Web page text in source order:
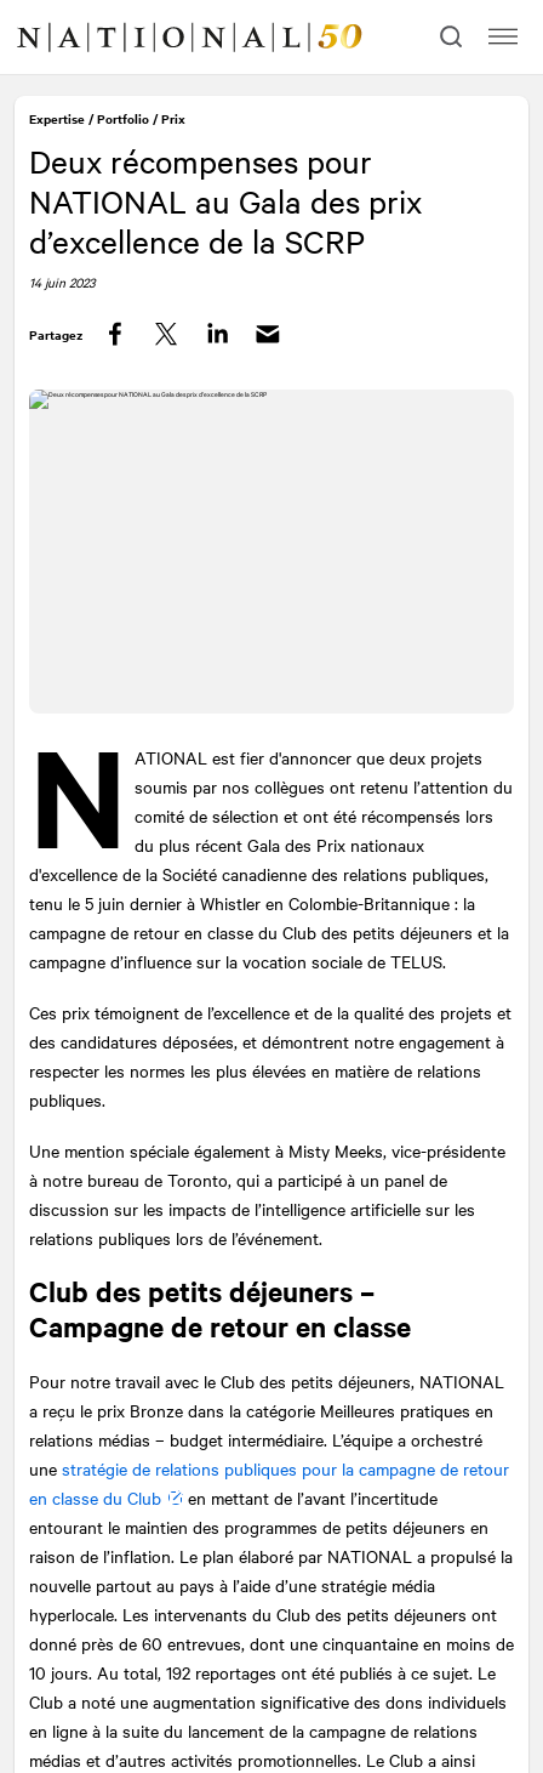
contenu
navigation
Expertise /Portfolio /Prix
Deux récompenses pour
NATIONAL au Gala des prix
d’excellence de la SCRP
14 juin 2023
Partagez
N ATIONAL est fier d'annoncer que deux projets
soumis par nos collègues ont retenu l’attention du
comité de sélection et ont été récompensés lors
du plus récent Gala des Prix nationaux
d'excellence de la Société canadienne des relations publiques,
tenu le 5 juin dernier à Whistler en Colombie-Britannique : la
campagne de retour en classe du Club des petits déjeuners et la
campagne d’influence sur la vocation sociale de TELUS.
Ces prix témoignent de l’excellence et de la qualité des projets et
des candidatures déposées, et démontrent notre engagement à
respecter les normes les plus élevées en matière de relations
publiques.
Une mention spéciale également à Misty Meeks, vice-présidente
à notre bureau de Toronto, qui a participé à un panel de
discussion sur les impacts de l’intelligence artificielle sur les
relations publiques lors de l’événement.
Club des petits déjeuners –
Campagne de retour en classe
Pour notre travail avec le Club des petits déjeuners, NATIONAL
a reçu le prix Bronze dans la catégorie Meilleures pratiques en
relations médias – budget intermédiaire. L’équipe a orchestré
une stratégie de relations publiques pour la campagne de retour
en classe du Club
en mettant de l’avant l’incertitude
entourant le maintien des programmes de petits déjeuners en
raison de l’inflation. Le plan élaboré par NATIONAL a propulsé la
nouvelle partout au pays à l’aide d’une stratégie média
hyperlocale. Les intervenants du Club des petits déjeuners ont
donné près de 60 entrevues, dont une cinquantaine en moins de
10 jours. Au total, 192 reportages ont été publiés à ce sujet. Le
Club a noté une augmentation significative des dons individuels
en ligne à la suite du lancement de la campagne de relations
médias et d’autres activités promotionnelles. Le Club a ainsi